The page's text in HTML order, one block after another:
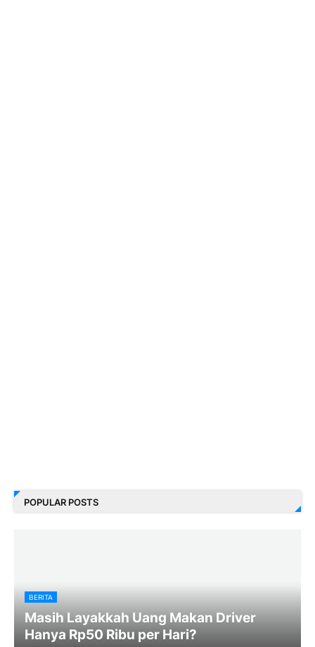
POPULAR POSTS
BERITA
Masih Layakkah Uang Makan Driver
Hanya Rp50 Ribu per Hari?